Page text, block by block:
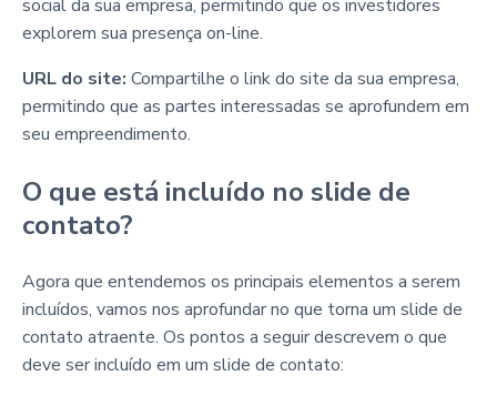
social da sua empresa, permitindo que os investidores
explorem sua presença on-line.
URL do site: Compartilhe o link do site da sua empresa,
permitindo que as partes interessadas se aprofundem em
seu empreendimento.
O que está incluído no slide de
contato?
Agora que entendemos os principais elementos a serem
incluídos, vamos nos aprofundar no que torna um slide de
contato atraente. Os pontos a seguir descrevem o que
deve ser incluído em um slide de contato: